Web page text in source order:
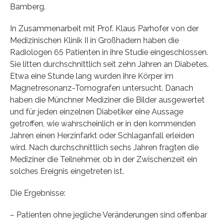
Bamberg.
In Zusammenarbeit mit Prof. Klaus Parhofer von der
Medizinischen Klinik II in Großhadern haben die
Radiologen 65 Patienten in ihre Studie eingeschlossen.
Sie litten durchschnittlich seit zehn Jahren an Diabetes.
Etwa eine Stunde lang wurden ihre Körper im
Magnetresonanz-Tomografen untersucht. Danach
haben die Münchner Mediziner die Bilder ausgewertet
und für jeden einzelnen Diabetiker eine Aussage
getroffen, wie wahrscheinlich er in den kommenden
Jahren einen Herzinfarkt oder Schlaganfall erleiden
wird. Nach durchschnittlich sechs Jahren fragten die
Mediziner die Teilnehmer, ob in der Zwischenzeit ein
solches Ereignis eingetreten ist.
Die Ergebnisse:
– Patienten ohne jegliche Veränderungen sind offenbar